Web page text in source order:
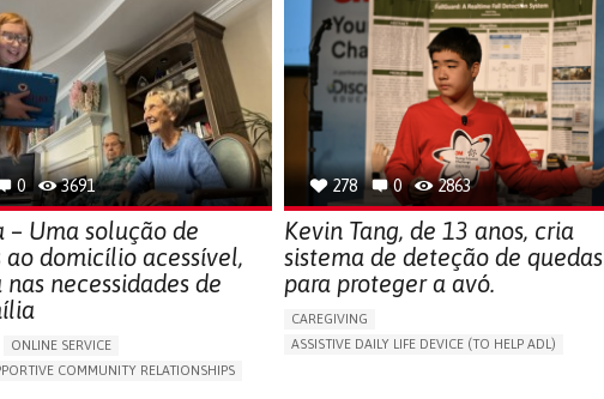
PROTECTION, FALLS,
FAMILY MEDICINE
UNITED STATES
CAREGIVING SUPPORT
GENERAL AND FAMILY MEDICINE
NEUROLOGY
FRANCE
0 3691
– Uma solução de
ao domicílio acessível,
nas necessidades de
ONLINE SERVICE
COMMUNITY RELATIONSHIPS
278 0 2863
Kevin Tang, de 13 anos, cria
sistema de deteção de quedas
para proteger a avó.
CAREGIVING
ASSISTIVE DAILY LIFE DEVICE (TO HELP ADL)